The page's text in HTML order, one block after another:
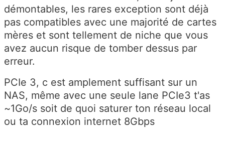
démontables, les rares exception sont déjà
pas compatibles avec une majorité de cartes
mères et sont tellement de niche que vous
avez aucun risque de tomber dessus par
erreur.
PCIe 3, c est amplement suffisant sur un
NAS, même avec une seule lane PCIe3 t'as
~1Go/s soit de quoi saturer ton réseau local
ou ta connexion internet 8Gbps